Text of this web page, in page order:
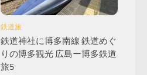
鉄道旅
鉄道神社に博多南線 鉄道めぐ
りの博多観光 広島ー博多鉄道
旅5